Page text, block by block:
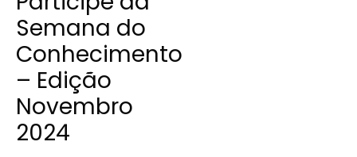
Semana do
Conhecimento
– Edição
Novembro
2024